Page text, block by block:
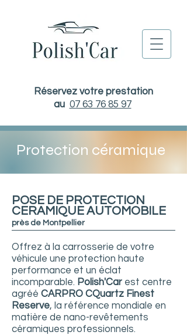
Réservez votre prestation
au 07 63 76 85 97
Protection céramique
POSE DE PROTECTION
CERAMIQUE AUTOMOBILE
près de Montpellier
​Offrez à la carrosserie de votre
véhicule une protection haute
performance et un éclat
incomparable. Polish'Car est centre
agréé CARPRO CQuartz Finest
Reserve, la référence mondiale en
matière de nano-revêtements
céramiques professionnels.